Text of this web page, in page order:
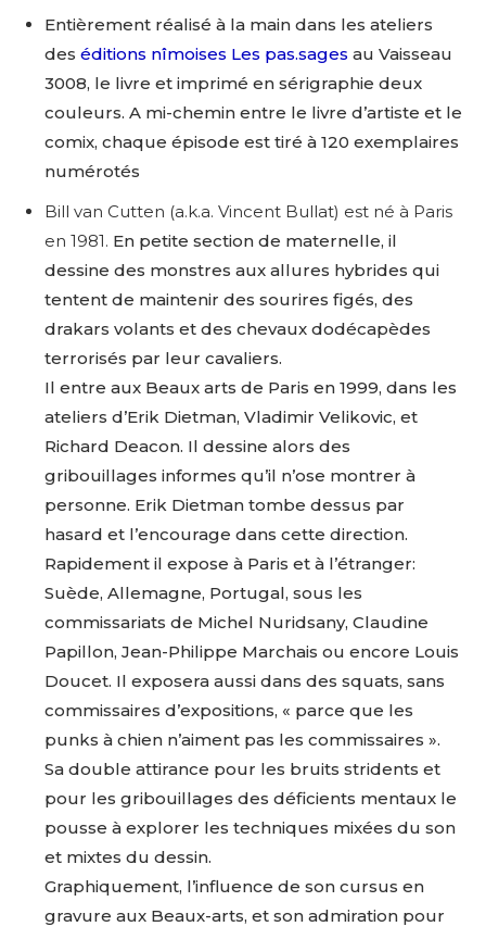
Entièrement réalisé à la main dans les ateliers
des éditions nîmoises Les pas.sages au Vaisseau
3008, le livre et imprimé en sérigraphie deux
couleurs. A mi-chemin entre le livre d’artiste et le
comix, chaque épisode est tiré à 120 exemplaires
numérotés
Bill van Cutten (a.k.a. Vincent Bullat) est né à Paris
en 1981. En petite section de maternelle, il
dessine des monstres aux allures hybrides qui
tentent de maintenir des sourires figés, des
drakars volants et des chevaux dodécapèdes
terrorisés par leur cavaliers.
Il entre aux Beaux arts de Paris en 1999, dans les
ateliers d’Erik Dietman, Vladimir Velikovic, et
Richard Deacon. Il dessine alors des
gribouillages informes qu’il n’ose montrer à
personne. Erik Dietman tombe dessus par
hasard et l’encourage dans cette direction.
Rapidement il expose à Paris et à l’étranger:
Suède, Allemagne, Portugal, sous les
commissariats de Michel Nuridsany, Claudine
Papillon, Jean-Philippe Marchais ou encore Louis
Doucet. Il exposera aussi dans des squats, sans
commissaires d’expositions, « parce que les
punks à chien n’aiment pas les commissaires ».
Sa double attirance pour les bruits stridents et
pour les gribouillages des déficients mentaux le
pousse à explorer les techniques mixées du son
et mixtes du dessin.
Graphiquement, l’influence de son cursus en
gravure aux Beaux-arts, et son admiration pour